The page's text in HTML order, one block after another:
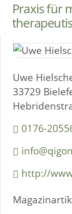
Praxis für
Uwe
33729
0176-
http://